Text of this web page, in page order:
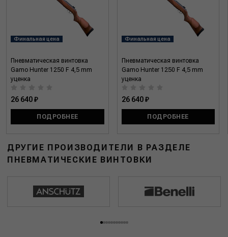
Финальная цена
Пневматическая винтовка
Gamo Hunter 1250 F 4,5 mm
уценка
26 640 ₽
ПОДРОБНЕЕ
Финальная цена
Пневматическая винтовка
Gamo Hunter 1250 F 4,5 mm
уценка
26 640 ₽
ПОДРОБНЕЕ
ДРУГИЕ ПРОИЗВОДИТЕЛИ В РАЗДЕЛЕ
ПНЕВМАТИЧЕСКИЕ ВИНТОВКИ